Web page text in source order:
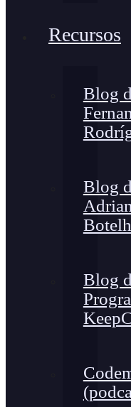
Recursos
Blog
Blog
Blog